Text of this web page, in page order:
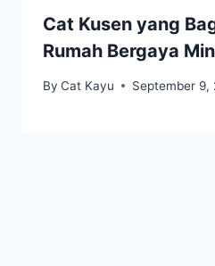
Cat Kusen yang
Rumah Bergaya
By Cat Kayu September 9,